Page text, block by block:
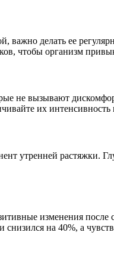
важно делать ее
чтобы организм
не вызывают
их интенсивность
утренней растяжки.
изменения после
снизился на 40%, а